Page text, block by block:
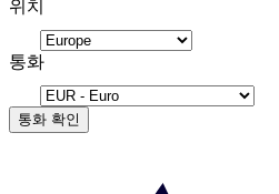
위치
통화
통화 확인